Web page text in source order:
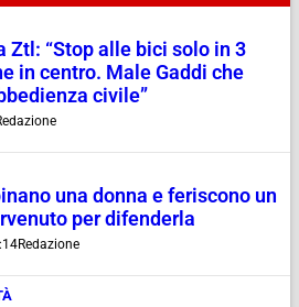
Ztl: “Stop alle bici solo in 3
in centro. Male Gaddi che
civile”
una donna e feriscono un
per difenderla
Redazione